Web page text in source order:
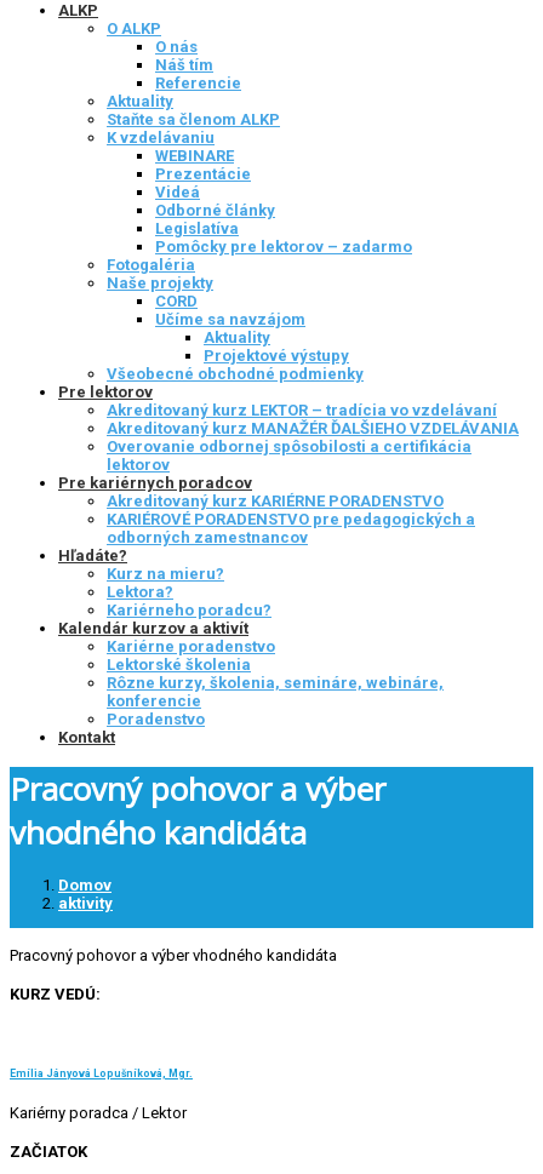
ALKP
O ALKP
O nás
Náš tím
Referencie
Aktuality
Staňte sa členom ALKP
K vzdelávaniu
WEBINARE
Prezentácie
Videá
Odborné články
Legislatíva
Pomôcky pre lektorov – zadarmo
Fotogaléria
Naše projekty
CORD
Učíme sa navzájom
Aktuality
Projektové výstupy
Všeobecné obchodné podmienky
Pre lektorov
Akreditovaný kurz LEKTOR – tradícia vo vzdelávaní
Akreditovaný kurz MANAŽÉR ĎALŠIEHO VZDELÁVANIA
Overovanie odbornej spôsobilosti a certifikácia
lektorov
Pre kariérnych poradcov
Akreditovaný kurz KARIÉRNE PORADENSTVO
KARIÉROVÉ PORADENSTVO pre pedagogických a
odborných zamestnancov
Hľadáte?
Kurz na mieru?
Lektora?
Kariérneho poradcu?
Kalendár kurzov a aktivít
Kariérne poradenstvo
Lektorské školenia
Rôzne kurzy, školenia, semináre, webináre,
konferencie
Poradenstvo
Kontakt
Pracovný pohovor a výber
vhodného kandidáta
Domov
aktivity
Pracovný pohovor a výber vhodného kandidáta
KURZ VEDÚ:
Emília Jányová Lopušníková, Mgr.
Kariérny poradca / Lektor
ZAČIATOK